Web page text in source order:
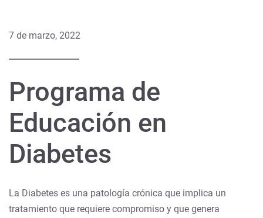
7 de marzo, 2022
Programa de
Educación en
Diabetes
La Diabetes es una patología crónica que implica un
tratamiento que requiere compromiso y que genera